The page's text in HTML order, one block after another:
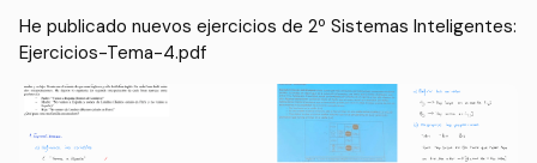
He publicado nuevos ejercicios de 2º Sistemas Inteligentes:
Ejercicios-Tema-4.pdf